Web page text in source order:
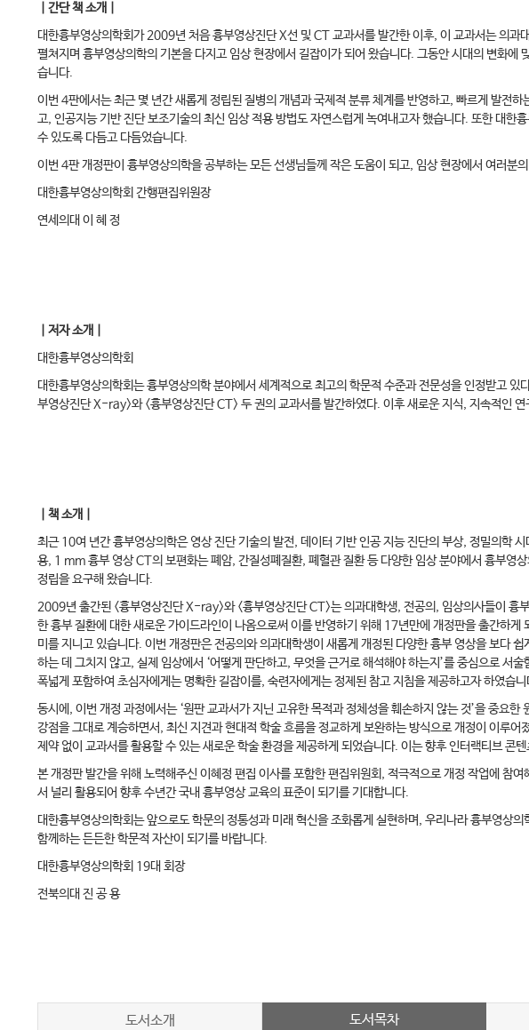
｜간단 책 소개｜
대한흉부영상의학회가 2009년 처음 흉부영상진단 X선 및 CT 교과서를 발간한 이후, 이 교과서는 의
펼쳐지며 흉부영상의학의 기본을 다지고 임상 현장에서 길잡이가 되어 왔습니다. 그동안 시대의 변화
습니다.
이번 4판에서는 최근 몇 년간 새롭게 정립된 질병의 개념과 국제적 분류 체계를 반영하고, 빠르게 발전
고, 인공지능 기반 진단 보조기술의 최신 임상 적용 방법도 자연스럽게 녹여내고자 했습니다. 또한 대
수 있도록 다듬고 다듬었습니다.
이번 4판 개정판이 흉부영상의학을 공부하는 모든 선생님들께 작은 도움이 되고, 임상 현장에서 여러
대한흉부영상의학회 간행편집위원장
연세의대 이 혜 정
｜저자 소개｜
대한흉부영상의학회
대한흉부영상의학회는 흉부영상의학 분야에서 세계적으로 최고의 학문적 수준과 전문성을 인정받고
부영상진단 X-ray>와 <흉부영상진단 CT> 두 권의 교과서를 발간하였다. 이후 새로운 지식, 지속적인
｜책 소개｜
최근 10여 년간 흉부영상의학은 영상 진단 기술의 발전, 데이터 기반 인공 지능 진단의 부상, 정밀의학
용, 1 mm 흉부 영상 CT의 보편화는 폐암, 간질성폐질환, 폐혈관 질환 등 다양한 임상 분야에서 흉부영
정립을 요구해 왔습니다.
2009년 출간된 <흉부영상진단 X-ray>와 <흉부영상진단 CT>는 의과대학생, 전공의, 임상의사들이 흉
한 흉부 질환에 대한 새로운 가이드라인이 나옴으로써 이를 반영하기 위해 17년만에 개정판을 출간하
미를 지니고 있습니다. 이번 개정판은 전공의와 의과대학생이 새롭게 개정된 다양한 흉부 영상을 보다
하는 데 그치지 않고, 실제 임상에서 ‘어떻게 판단하고, 무엇을 근거로 해석해야 하는지’를 중심으로 서
폭넓게 포함하여 초심자에게는 명확한 길잡이를, 숙련자에게는 정제된 참고 지침을 제공하고자 하였습니
동시에, 이번 개정 과정에서는 ‘원판 교과서가 지닌 고유한 목적과 정체성을 훼손하지 않는 것’을 중요
강점을 그대로 계승하면서, 최신 지견과 현대적 학술 흐름을 정교하게 보완하는 방식으로 개정이 이루
제약 없이 교과서를 활용할 수 있는 새로운 학술 환경을 제공하게 되었습니다. 이는 향후 인터랙티브
본 개정판 발간을 위해 노력해주신 이혜정 편집 이사를 포함한 편집위원회, 적극적으로 개정 작업에 참
서 널리 활용되어 향후 수년간 국내 흉부영상 교육의 표준이 되기를 기대합니다.
대한흉부영상의학회는 앞으로도 학문의 정통성과 미래 혁신을 조화롭게 실현하며, 우리나라 흉부영
함께하는 든든한 학문적 자산이 되기를 바랍니다.
대한흉부영상의학회 19대 회장
전북의대 진 공 용
도서소개 도서목차